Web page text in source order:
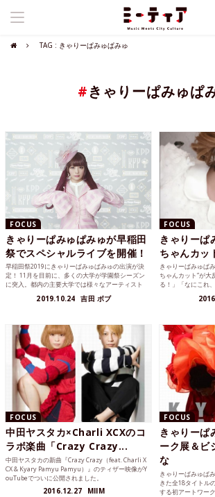
TAG : きゃりーぱみゅぱみゅ
#きゃりーぱみゅぱ
FOCUS
きゃりーぱみゅぱみゅが早稲田
祭でスペシャルライブを開催！
早稲田祭2019にきゃりーぱみゅぱみゅの出演が決
定！ 11月を目前に、多くの大学が学園祭シーズン
に突入。都内の主要大学では様々なアーティスト
2019.10.24 吉田 ボブ
FOCUS
きゃりーぱ
ちゃんカッ
きゃりーぱみゅぱ
ちゃんカット”が
る！」「なにこれ
して今の時代に、
FOCUS
中田ヤスタカ×Charli XCXのコ
ラボ楽曲「Crazy Crazy...
中田ヤスタカの新曲『Crazy Crazy（feat. Charli X
CX & Kyary Pamyu Pamyu）』のティザー映像がY
ouTubeでついに公開されました。
2016.12.27 MIIM
FOCUS
きゃりーぱ
ーク展＆ビ
な
きゃりーぱみゅぱ
きた全18タイトル
する初アートワー